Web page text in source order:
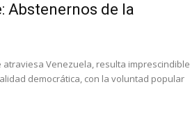
Abstenernos de la
Venezuela, resulta imprescindible
democrática, con la voluntad popular